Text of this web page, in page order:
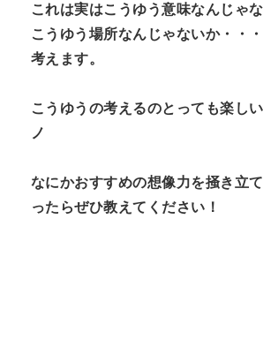
これは実はこうゆう意味なんじゃ
こうゆう場所なんじゃないか・・
考えます。
こうゆうの考えるのとっても楽し
ノ
なにかおすすめの想像力を掻き立
ったらぜひ教えてください！